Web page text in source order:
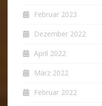
Februar 2023
Dezember 2022
April 2022
März 2022
Februar 2022